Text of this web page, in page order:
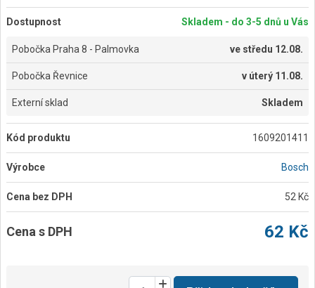
Dostupnost Skladem - do 3-5 dnů u Vás
Pobočka Praha 8 - Palmovka ve středu 12.08.
Pobočka Řevnice v úterý 11.08.
Externí sklad Skladem
Kód produktu 1609201411
Výrobce Bosch
Cena bez DPH 52 Kč
Cena s DPH 62 Kč